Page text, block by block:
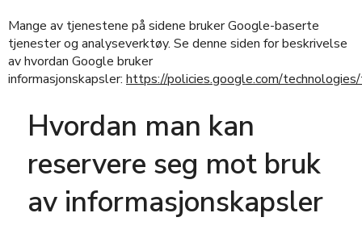
Mange av tjenestene på sidene bruker Google-baserte
tjenester og analyseverktøy. Se denne siden for beskrivelse
av hvordan Google bruker
informasjonskapsler: https://policies.google.com/
Hvordan man kan
reservere seg mot bruk
av informasjonskapsler